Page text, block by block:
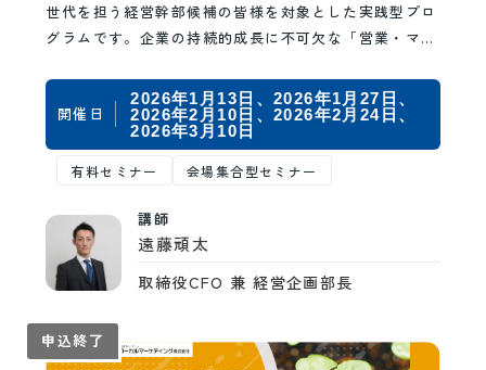
開催日
2026年1月13日
2026年1月27日
2026年2月10日
2026年2月24日
2026年3月10日
有料セミナー 会場集合型セミナー
世代を担う経営幹部候補の皆様を対象とした実践型プロ
グラムです。企業の持続的成長に不可欠な「営業・マー
「情…
講師
遠藤頑太
取締役CFO 兼 経営企画部長
申込終了